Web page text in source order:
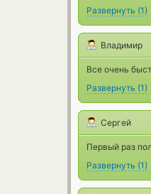
Развернуть (1)
Владимир
Все очень
Развернуть (1)
Сергей
Первый раз
Развернуть (1)